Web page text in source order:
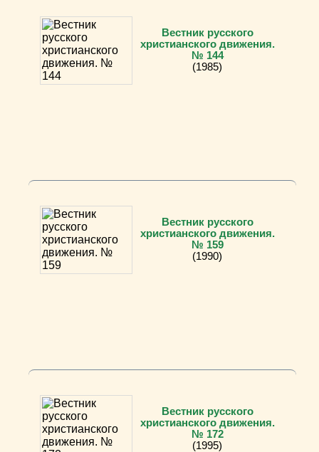
Вестник русского
христианского движения.
№ 144
(1985)
Вестник русского
христианского движения.
№ 159
(1990)
Вестник русского
христианского движения.
№ 172
(1995)